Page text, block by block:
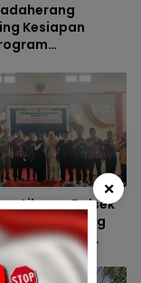
Kesiapan
Polsek
Monitoring
Perangkat
×